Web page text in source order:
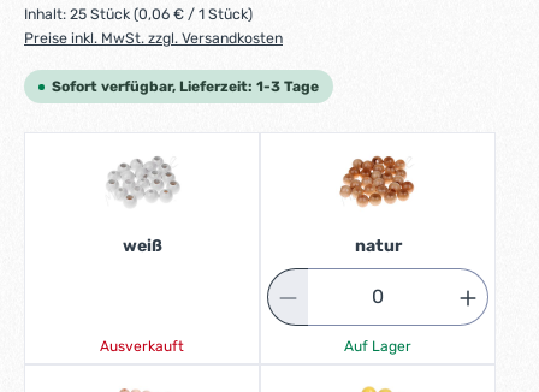
Inhalt: 25 Stück (0,06 € / 1 Stück)
Preise inkl. MwSt. zzgl. Versandkosten
Sofort verfügbar, Lieferzeit: 1-3 Tage
weiß
Ausverkauft
natur
Auf Lager